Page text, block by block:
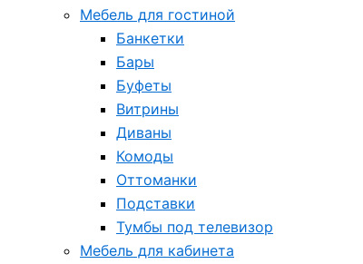
Мебель для гостиной
Банкетки
Бары
Буфеты
Витрины
Диваны
Комоды
Оттоманки
Подставки
Тумбы под телевизор
Мебель для кабинета